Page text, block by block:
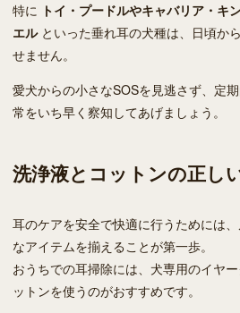
特に トイ・プードルやキャバリア・キ
エルといった垂れ耳の犬種は、日頃か
せません。
愛犬からの小さなSOSを見逃さず、定
常をいち早く察知してあげましょう。
洗浄液とコットンの正し
耳のケアを安全で快適に行うためには
なアイテムを揃えることが第一歩。
おうちでの耳掃除には、犬専用のイヤ
ットンを使うのがおすすめです。